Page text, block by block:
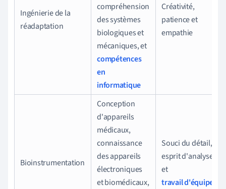
Ingénierie de la
réadaptation
compréhension
des systèmes
biologiques et
mécaniques, et
compétences
en
informatique
Créativité,
patience et
empathie
Bioinstrumentation
Conception
d'appareils
médicaux,
connaissance
des appareils
électroniques
et biomédicaux,
Souci du détail,
esprit d'analyse
et
travail d'équipe